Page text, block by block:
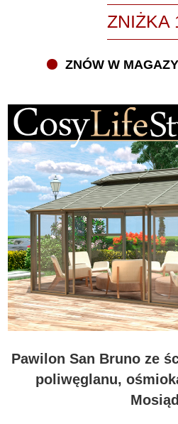
ZNIŻKA
ZNÓW W
Pawilon San Bruno ze
poliwęglanu,